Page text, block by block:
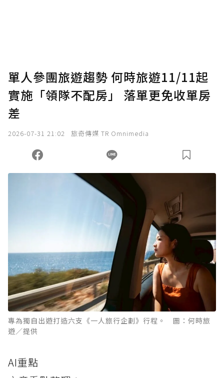
單人參團旅遊趨勢 何時旅遊11/11起
實施「領隊不配房」 落單更免收單房
差
2026-07-31 21:02 旅奇傳媒 TR Omnimedia
專為獨自出遊打造六支《一人旅行企劃》行程。 圖：何時旅
遊／提供
AI重點